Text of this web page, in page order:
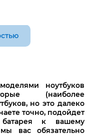
ноутбуков
(наиболее
но это далеко
точно, подойдет
к вашему
вас обязательно